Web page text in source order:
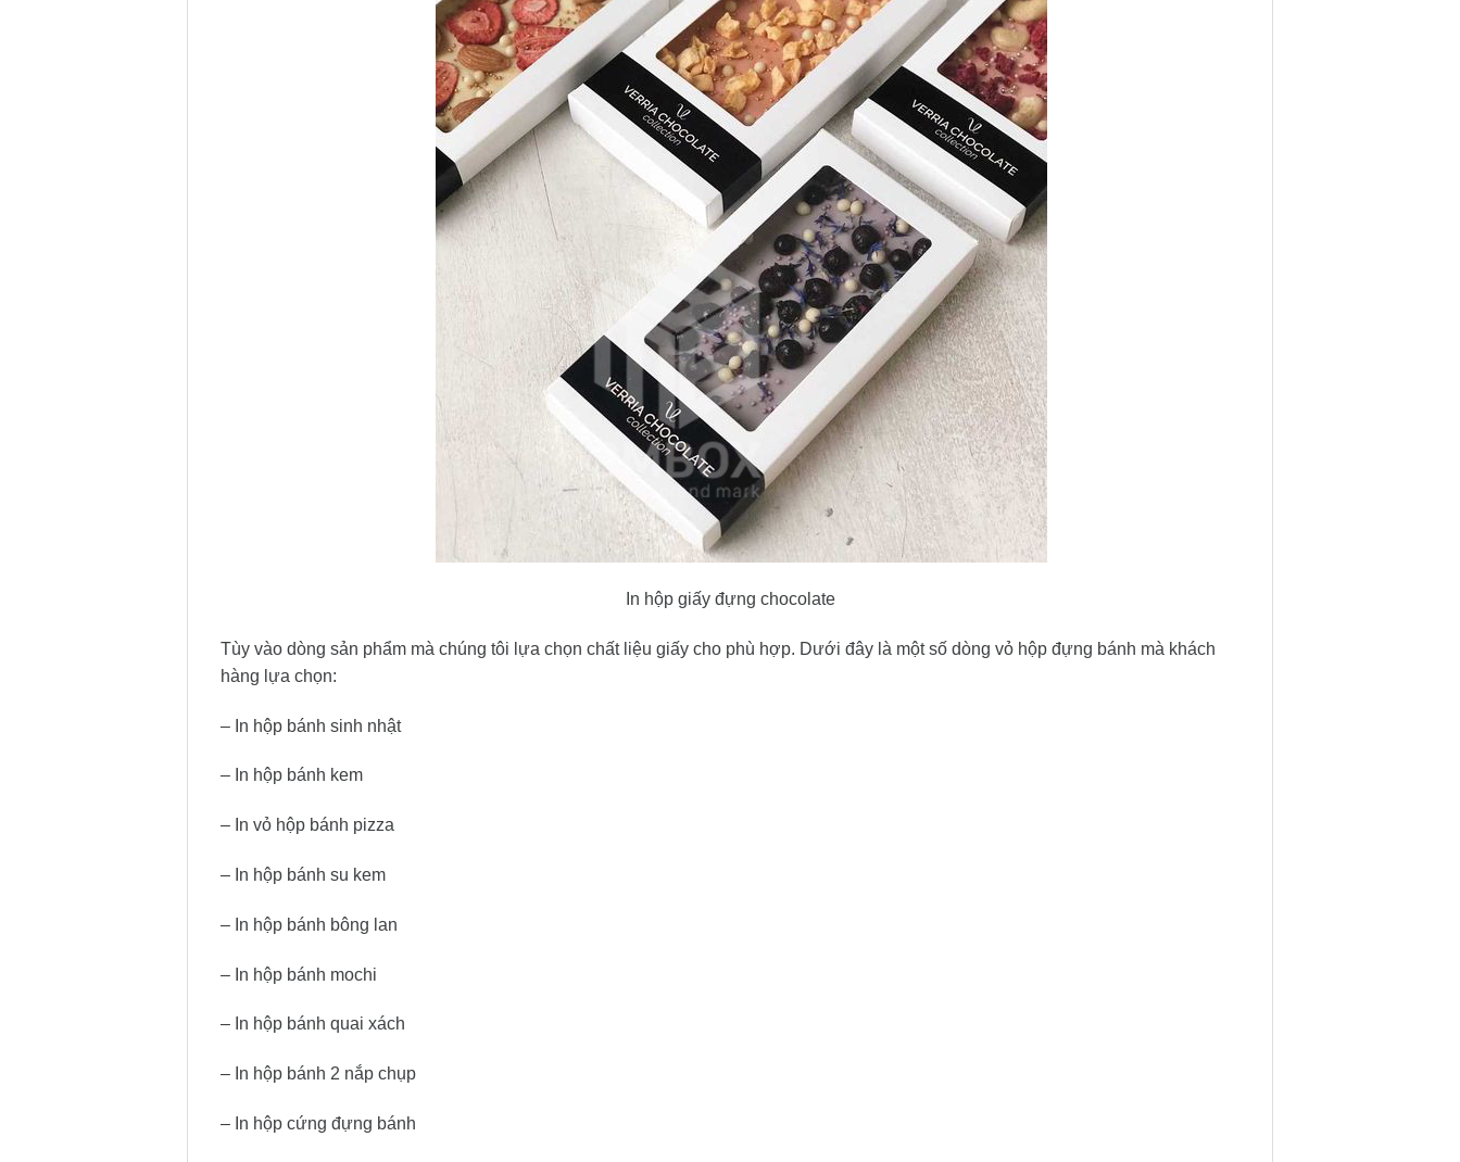
In hộp giấy đựng chocolate
Tùy vào dòng sản phẩm mà chúng tôi lựa chọn chất liệu giấy cho phù hợp. Dưới đây là một số dòng vỏ hộp đựng bánh mà khách
hàng lựa chọn:
– In hộp bánh sinh nhật
– In hộp bánh kem
– In vỏ hộp bánh pizza
– In hộp bánh su kem
– In hộp bánh bông lan
– In hộp bánh mochi
– In hộp bánh quai xách
– In hộp bánh 2 nắp chụp
– In hộp cứng đựng bánh